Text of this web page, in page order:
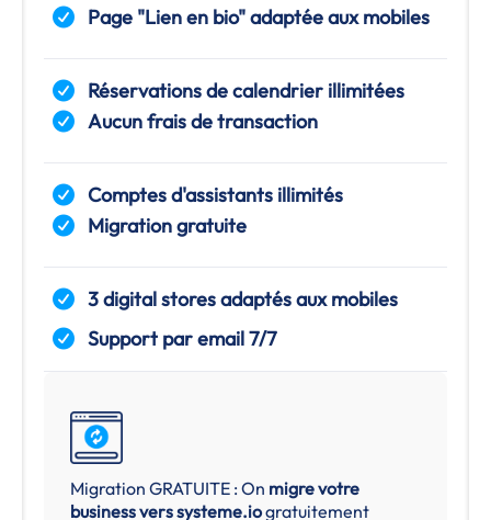
Page "Lien en bio" adaptée aux mobiles
Réservations de calendrier illimitées
Aucun frais de transaction
Comptes d'assistants illimités
Migration gratuite
3 digital stores adaptés aux mobiles
Support par email 7/7
Migration GRATUITE : On migre votre
business verssysteme.iogratuitement